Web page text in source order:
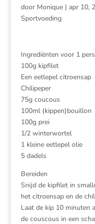
door Monique| apr 10,
Sportvoeding
Ingrediënten voor 1
100g kipfilet
Een eetlepel citroensap
Chilipeper
75g coucous
100ml (kippen)bouillon
100g prei
1/2 winterwortel
1 kleine eetlepel olie
5 dadels
Bereiden
Snijd de kipfilet in
het citroensap en de
Laat de kip 10 minuten
de couscous in een